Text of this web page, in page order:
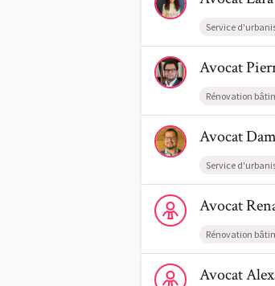
Service
Voir le profil de
Avocat
Rénovation
Voir le profil de
Avocat
Service
Voir le profil de
Avocat
Rénovation
Voir le profil de
Avocat